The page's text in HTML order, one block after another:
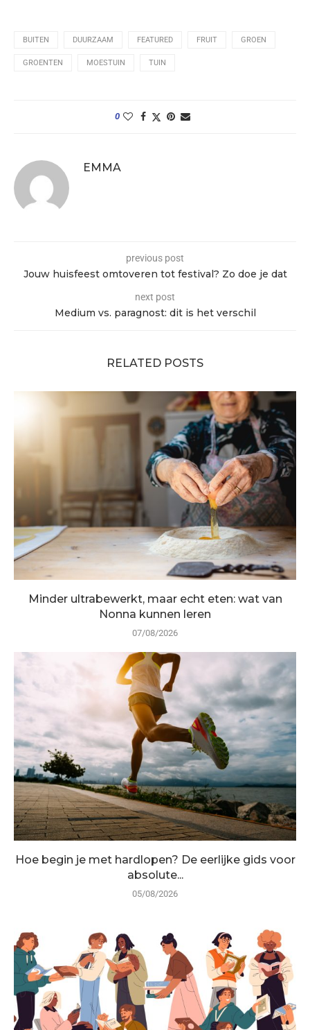
BUITEN DUURZAAM FEATURED FRUIT GROEN
GROENTEN MOESTUIN TUIN
0
EMMA
previous post
Jouw huisfeest omtoveren tot festival? Zo doe je dat
next post
Medium vs. paragnost: dit is het verschil
RELATED POSTS
Minder ultrabewerkt, maar echt eten: wat van
Nonna kunnen leren
07/08/2026
Hoe begin je met hardlopen? De eerlijke gids voor
absolute...
05/08/2026